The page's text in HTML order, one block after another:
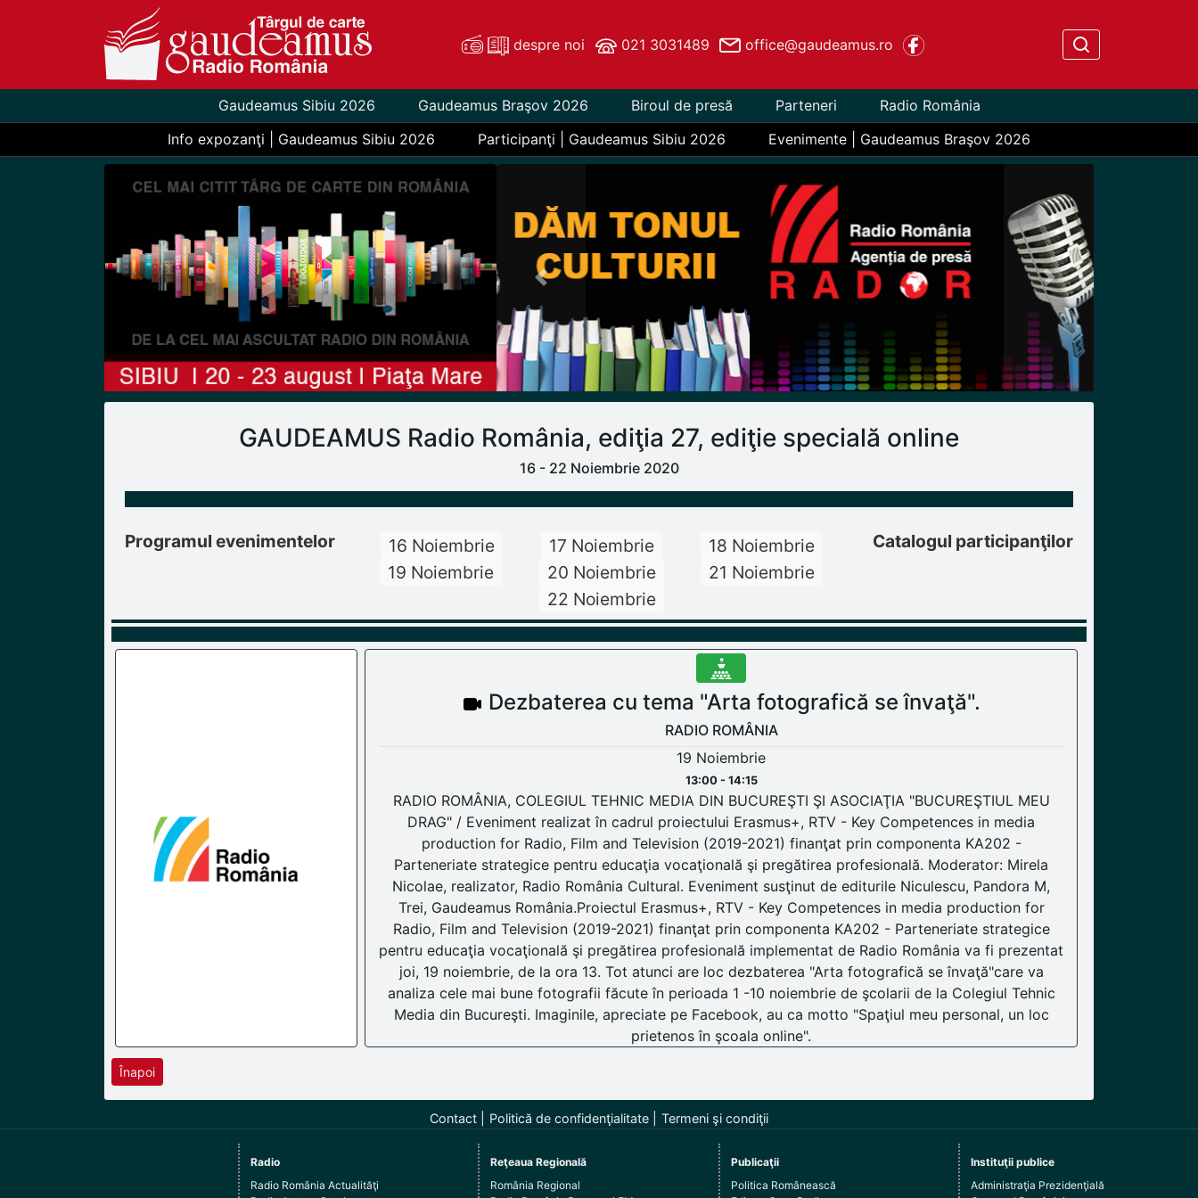
despre noi 021 3031489 office@gaudeamus.ro
Gaudeamus Sibiu 2026 Gaudeamus Braşov 2026 Biroul de presă Parteneri
Radio România
Info expozanţi | Gaudeamus Sibiu 2026
Participanţi | Gaudeamus Sibiu 2026 Evenimente | Gaudeamus Braşov 2026
Previous Next
GAUDEAMUS Radio România, ediţia 27, ediţie specială online
16 - 22 Noiembrie 2020
Programul evenimentelor 16 Noiembrie 17 Noiembrie
18 Noiembrie
19 Noiembrie
20 Noiembrie
21 Noiembrie
22 Noiembrie
Catalogul participanţilor
Dezbaterea cu tema "Arta fotografică se învaţă".
RADIO ROMÂNIA
19 Noiembrie
13:00 - 14:15
RADIO ROMÂNIA, COLEGIUL TEHNIC MEDIA DIN BUCUREŞTI ŞI ASOCIAŢIA "BUCUREŞTIUL MEU
DRAG" / Eveniment realizat în cadrul proiectului Erasmus+, RTV - Key Competences in media
production for Radio, Film and Television (2019-2021) finanţat prin componenta KA202 -
Parteneriate strategice pentru educaţia vocaţională şi pregătirea profesională. Moderator: Mirela
Nicolae, realizator, Radio România Cultural. Eveniment susţinut de editurile Niculescu, Pandora M,
Trei, Gaudeamus România.Proiectul Erasmus+, RTV - Key Competences in media production for
Radio, Film and Television (2019-2021) finanţat prin componenta KA202 - Parteneriate strategice
pentru educaţia vocaţională şi pregătirea profesională implementat de Radio România va fi prezentat
joi, 19 noiembrie, de la ora 13. Tot atunci are loc dezbaterea "Arta fotografică se învaţă"care va
analiza cele mai bune fotografii făcute în perioada 1 -10 noiembrie de şcolarii de la Colegiul Tehnic
Media din Bucureşti. Imaginile, apreciate pe Facebook, au ca motto "Spaţiul meu personal, un loc
prietenos în şcoala online".
Înapoi
Contact Politică de confidenţialitate Termeni şi condiţii
Radio
Radio România Actualităţi
Reţeaua Regională
România Regional
Publicaţii
Politica Românească
Instituţii publice
Administraţia Prezidenţială